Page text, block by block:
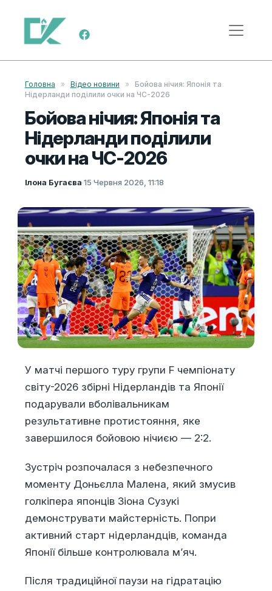
Skip to content
Main Navigation
Головна » Відео новини »
Бойова нічия: Японія та
Нідерланди поділили очки на ЧС-2026
Бойова нічия: Японія та
Нідерланди поділили
очки на ЧС-2026
Ілона Бугаєва·15 Червня 2026, 11:18
У матчі першого туру групи F чемпіонату
світу-2026 збірні Нідерландів та Японії
подарували вболівальникам
результативне протистояння, яке
завершилося бойовою нічиєю — 2:2.
Зустріч розпочалася з небезпечного
моменту Доньєлла Малена, який змусив
голкіпера японців Зіона Сузукі
демонструвати майстерність. Попри
активний старт нідерландців, команда
Японії більше контролювала м’яч.
Після традиційної паузи на гідратацію